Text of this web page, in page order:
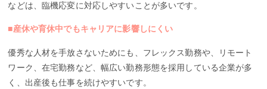
などは、臨機応変に対応しやすいことが多いです。
■産休や育休中でもキャリアに影響しにくい
優秀な人材を手放さないためにも、フレックス勤務や、リモート
ワーク、在宅勤務など、幅広い勤務形態を採用している企業が多
く、出産後も仕事を続けやすいです。